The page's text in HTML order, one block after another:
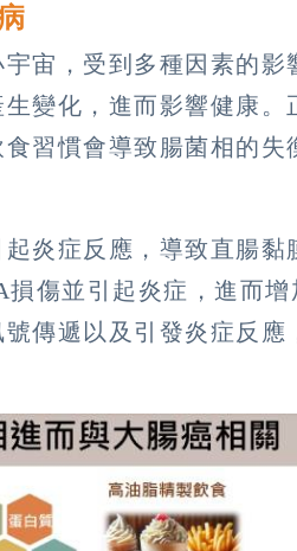
宙，受到多種因素的影
變化，進而影響健康。
習慣會導致腸菌相的失
炎症反應，導致直腸黏
傷並引起炎症，進而增
傳遞以及引發炎症反應